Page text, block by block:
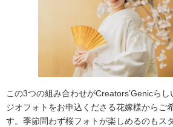
この3つの組み合わせがCreators’Genicら
ジオフォトをお申込くださる花嫁様からご
す。季節問わず桜フォトが楽しめるのもス